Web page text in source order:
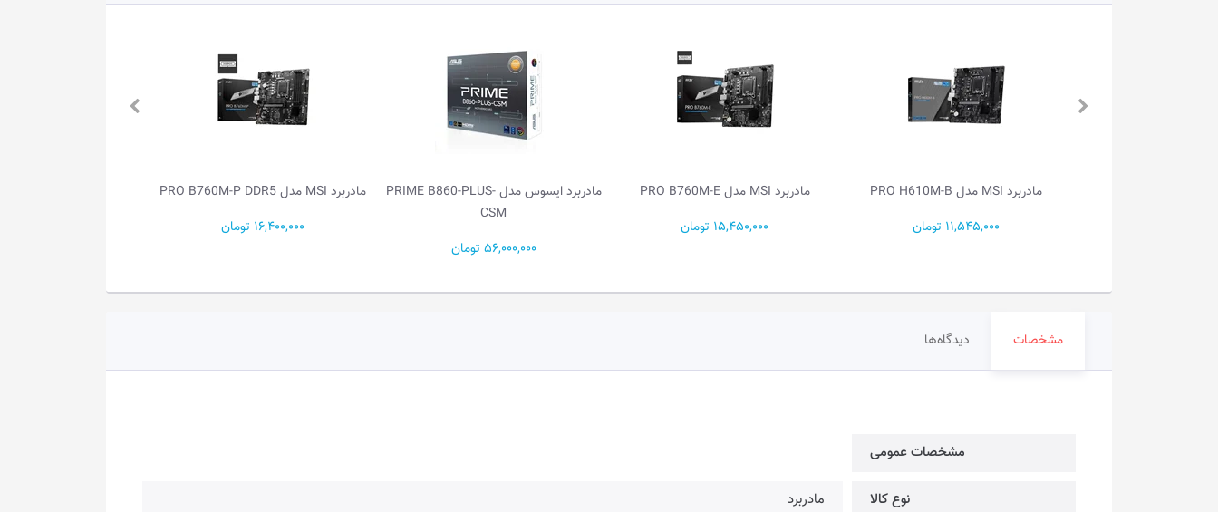
مادربرد MSI مدل PRO B760M-E
15,450,000 تومان
مادربرد ایسوس مدل PRIME B860-PLUS-
مادربرد MSI مدل PRO B760M-P DDR5
مادربرد ایسوس مدل ROG CROSSHAIR
مشخصات دیدگاه‌ها
مشخصات عمومی
نوع کالا مادربرد